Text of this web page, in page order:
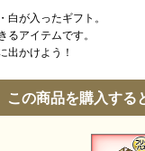
が入ったギフト。
アイテムです。
出かけよう！
この商品を購入する